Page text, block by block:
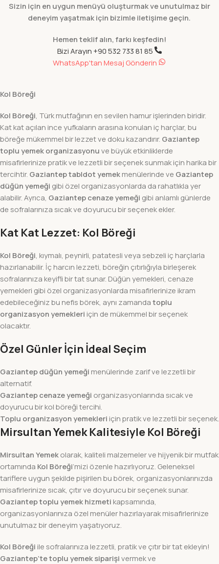
Sizin için en uygun menüyü oluşturmak ve unutulmaz bir
deneyim yaşatmak için bizimle iletişime geçin.
Hemen teklif alın, farkı keşfedin!
Bizi Arayın +90 532 733 81 85
WhatsApp'tan Mesaj Gönderin
Kol Böreği
Kol Böreği, Türk mutfağının en sevilen hamur işlerinden biridir.
Kat kat açılan ince yufkaların arasına konulan iç harçlar, bu
böreğe mükemmel bir lezzet ve doku kazandırır. Gaziantep
toplu yemek organizasyonuve büyük etkinliklerde
misafirlerinize pratik ve lezzetli bir seçenek sunmak için harika bir
tercihtir. Gaziantep tabldot yemekmenülerinde ve Gaziantep
düğün yemeği gibi özel organizasyonlarda da rahatlıkla yer
alabilir. Ayrıca, Gaziantep cenaze yemeği gibi anlamlı günlerde
de sofralarınıza sıcak ve doyurucu bir seçenek ekler.
Kat Kat Lezzet: Kol Böreği
Kol Böreği, kıymalı, peynirli, patatesli veya sebzeli iç harçlarla
hazırlanabilir. İç harcın lezzeti, böreğin çıtırlığıyla birleşerek
sofralarınıza keyifli bir tat sunar. Düğün yemekleri, cenaze
yemekleri gibi özel organizasyonlarda misafirlerinize ikram
edebileceğiniz bu nefis börek, aynı zamandatoplu
organizasyon yemekleri için de mükemmel bir seçenek
olacaktır.
Özel Günler İçin İdeal Seçim
Gaziantep düğün yemeği menülerinde zarif ve lezzetli bir
alternatif.
Gaziantep cenaze yemeği organizasyonlarında sıcak ve
doyurucu bir kol böreği tercihi.
Toplu organizasyon yemekleri için pratik ve lezzetli bir seçenek.
Mirsultan Yemek Kalitesiyle Kol Böreği
Mirsultan Yemekolarak, kaliteli malzemeler ve hijyenik bir mutfak
ortamında Kol Böreği’mizi özenle hazırlıyoruz. Geleneksel
tariflere uygun şekilde pişirilen bu börek, organizasyonlarınızda
misafirlerinize sıcak, çıtır ve doyurucu bir seçenek sunar.
Gaziantep toplu yemek hizmeti kapsamında,
organizasyonlarınıza özel menüler hazırlayarak misafirlerinize
unutulmaz bir deneyim yaşatıyoruz.
Kol Böreği ile sofralarınıza lezzetli, pratik ve çıtır bir tat ekleyin!
Gaziantep’te toplu yemek siparişivermek ve